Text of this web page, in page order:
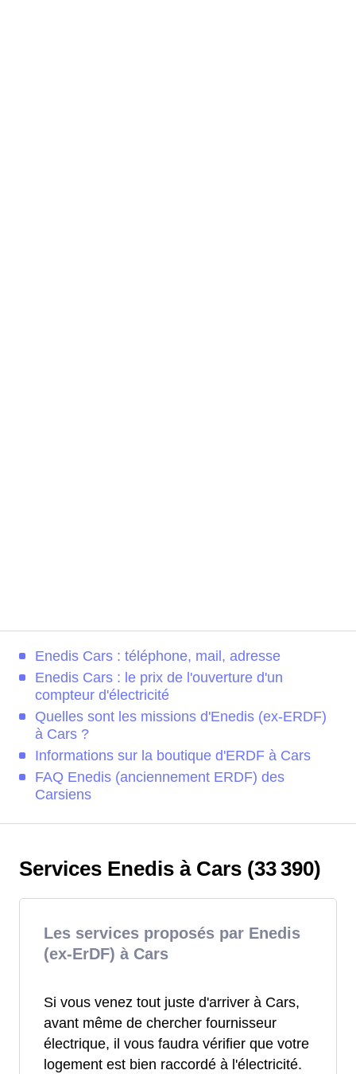
Enedis Cars : téléphone, mail, adresse
Enedis Cars : le prix de l'ouverture d'un
compteur d'électricité
Quelles sont les missions d'Enedis (ex-ERDF)
à Cars ?
Informations sur la boutique d'ERDF à Cars
FAQ Enedis (anciennement ERDF) des
Carsiens
Services Enedis à Cars (33 390)
Les services proposés par Enedis
(ex-ErDF) à Cars
Si vous venez tout juste d'arriver à Cars,
avant même de chercher fournisseur
électrique, il vous faudra vérifier que votre
logement est bien raccordé à l'électricité.